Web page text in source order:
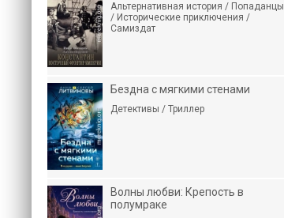
Альтернативная история / Попаданцы
/ Исторические приключения /
Самиздат
Бездна с мягкими стенами
Детективы / Триллер
Волны любви: Крепость в
полумраке